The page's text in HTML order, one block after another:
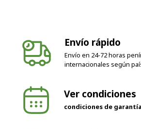
Envío rápido
Envío en 24-72 horas
internacionales según
Ver condiciones
condiciones de garantía